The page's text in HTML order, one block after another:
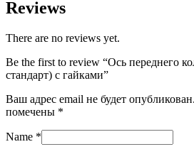
Reviews
There are no reviews yet.
Be the first to review “Ось переднего
стандарт) с гайками”
Ваш адрес email не будет опубликован.
помечены *
Name *